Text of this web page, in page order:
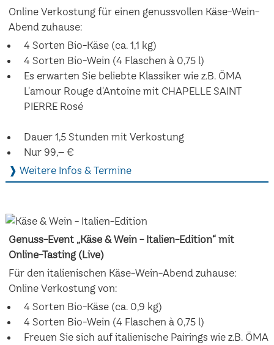
Online Verkostung für einen genussvollen Käse-Wein-
Abend zuhause:
4 Sorten Bio-Käse (ca. 1,1 kg)
4 Sorten Bio-Wein (4 Flaschen à 0,75 l)
Es erwarten Sie beliebte Klassiker wie z.B. ÖMA
L'amour Rouge d'Antoine mit CHAPELLE SAINT
PIERRE Rosé
Dauer 1,5 Stunden mit Verkostung
Nur 99,– €
❱ Weitere Infos & Termine
Genuss-Event „Käse & Wein - Italien-Edition“ mit
Online-Tasting (Live)
Für den italienischen Käse-Wein-Abend zuhause:
Online Verkostung von:
4 Sorten Bio-Käse (ca. 0,9 kg)
4 Sorten Bio-Wein (4 Flaschen à 0,75 l)
Freuen Sie sich auf italienische Pairings wie z.B. ÖMA